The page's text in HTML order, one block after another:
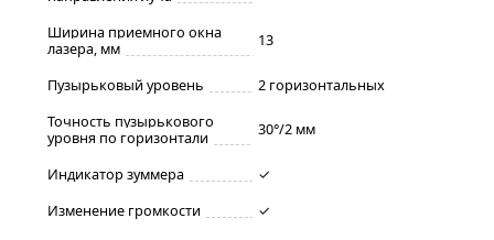
Ширина приемного окна
лазера, мм
13
Пузырьковый уровень
2 горизонтальных
Точность пузырькового
уровня по горизонтали
30°/2 мм
Индикатор зуммера
✓
Изменение громкости
✓